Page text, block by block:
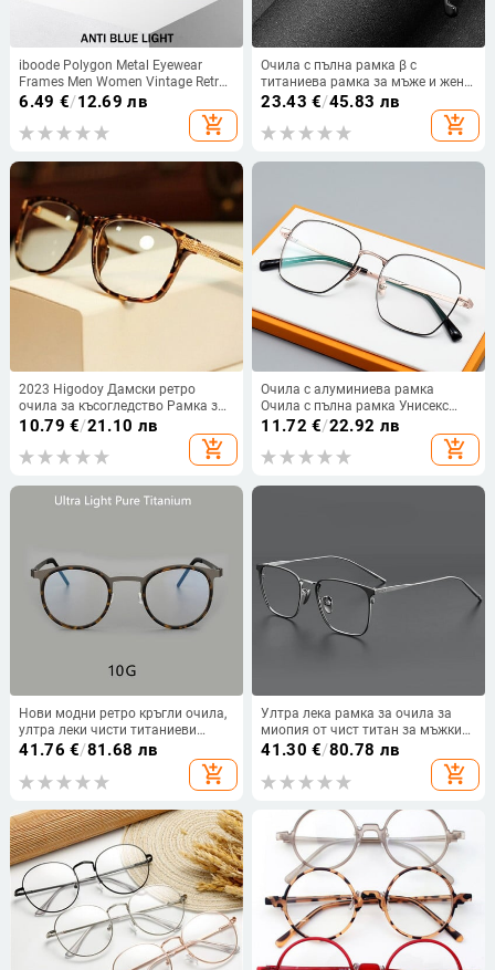
iboode Polygon Metal Eyewear
Frames Men Women Vintage Retro
Optical Eye Glasses Anti Blue Light
Прозрачни рамки за очила
6.49 €/12.69 лв
add_shopping_cart
Очила с пълна рамка β с
титаниева рамка за мъже и жени
Ултра леки ретро стил Ново
пристигане Broadside Myopia
Eyewears
23.43 €/45.83 лв
add_shopping_cart
2023 Higodoy Дамски ретро
очила за късогледство Рамка за
очила Мъжки квадратни оптични
прозрачни очила Рамка за очила
Дамски очила Oculos
10.79 €/21.10 лв
add_shopping_cart
Очила с алуминиева рамка
Очила с пълна рамка Унисекс
Пружинни панти Оптични очила
Ново пристигане Очила Горещи
продажби
11.72 €/22.92 лв
add_shopping_cart
Нови модни ретро кръгли очила,
ултра леки чисти титаниеви
найлонови луксозни мъжки
очила, оптична диоптрична
рамка за очила 9704
41.76 €/81.68 лв
add_shopping_cart
Ултра лека рамка за очила за
миопия от чист титан за мъжки
бизнес ретро ежедневни
41.30 €/80.78 лв
add_shopping_cart